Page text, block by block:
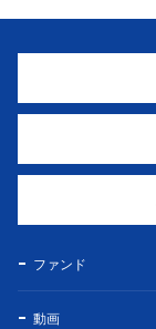
ファンド
動画